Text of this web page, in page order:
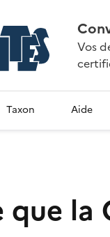
Vos
Taxon Aide
la